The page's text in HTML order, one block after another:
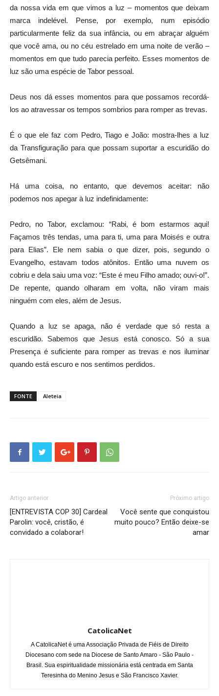
da nossa vida em que vimos a luz – momentos que deixam
marca indelével. Pense, por exemplo, num episódio
particularmente feliz da sua infância, ou em abraçar alguém
que você ama, ou no céu estrelado em uma noite de verão –
momentos em que tudo parecia perfeito. Esses momentos de
luz são uma espécie de Tabor pessoal.
Deus nos dá esses momentos para que possamos recordá-
los ao atravessar os tempos sombrios para romper as trevas.
É o que ele faz com Pedro, Tiago e João: mostra-lhes a luz
da Transfiguração para que possam suportar a escuridão do
Getsêmani.
Há uma coisa, no entanto, que devemos aceitar: não
podemos nos apegar à luz indefinidamente:
Pedro, no Tabor, exclamou: “Rabi, é bom estarmos aqui!
Façamos três tendas, uma para ti, uma para Moisés e outra
para Elias”. Ele nem sabia o que dizer, pois, segundo o
Evangelho, estavam todos atônitos. Então uma nuvem os
cobriu e dela saiu uma voz: “Este é meu Filho amado; ouvi-o!”.
De repente, quando olharam em volta, não viram mais
ninguém com eles, além de Jesus.
Quando a luz se apaga, não é verdade que só resta a
escuridão. Sabemos que Jesus está conosco. Só a sua
Presença é suficiente para romper as trevas e nos iluminar
quando está escuro e nos sentimos perdidos.
FONTE Aleteia
Artigo anterior
[ENTREVISTA COP 30] Cardeal
Parolin: você, cristão, é
convidado a colaborar!
Próximo artigo
Você sente que conquistou
muito pouco? Então deixe-se
amar
CatolicaNet
A CatolicaNet é uma Associação Privada de Fiéis de Direito
Diocesano com sede na Diocese de Santo Amaro - São Paulo -
Brasil. Sua espiritualidade missionária está centrada em Santa
Teresinha do Menino Jesus e São Francisco Xavier.